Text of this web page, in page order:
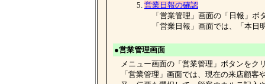
5. 営業日報の確認
「営業管理」画面の「日報」ボタ
「営業日報」画面では、「本日明
●営業管理画面
メニュー画面の「営業管理」ボタンをク
「営業管理」画面では、現在の来店顧客